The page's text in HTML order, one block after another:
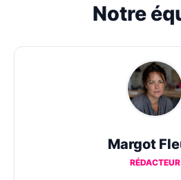
Notre
Margot
RÉDACTEUR